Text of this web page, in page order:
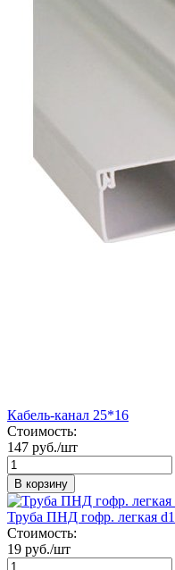
Кабель-канал 25*16
Стоимость:
147 руб./шт
В корзину
Труба ПНД гофр. легкая
Стоимость:
19 руб./шт